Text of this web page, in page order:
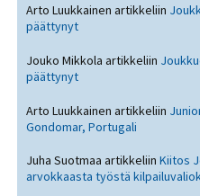
Arto Luukkainen artikkeliin
päättynyt
Jouko Mikkola artikkeliin
päättynyt
Arto Luukkainen artikkeliin
Gondomar, Portugali
Juha Suotmaa artikkeliinKiitos
arvokkaasta työstä